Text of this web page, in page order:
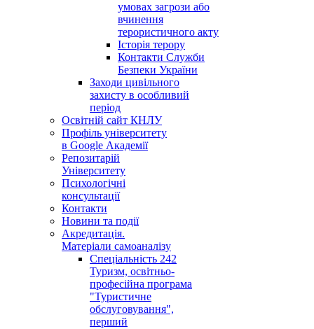
умовах загрози або
вчинення
терористичного акту
Історія терору
Контакти Служби
Безпеки України
Заходи цивільного
захисту в особливий
період
Освітній сайт КНЛУ
Профіль університету
в Google Академії
Репозитарій
Університету
Психологічні
консультації
Контакти
Новини та події
Акредитація.
Матеріали самоаналізу
Спеціальність 242
Туризм, освітньо-
професійна програма
"Туристичне
обслуговування",
перший